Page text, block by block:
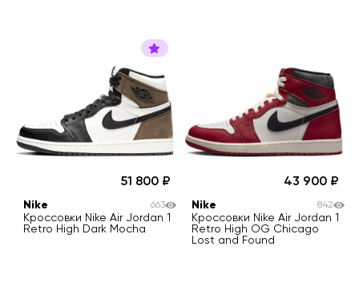
51 800
Nike
Кроссовки Nike Air Jordan 1
Retro High Dark Mocha
663
43 900
Nike
Кроссовки Nike Air Jordan 1
Retro High OG Chicago
Lost and Found
842